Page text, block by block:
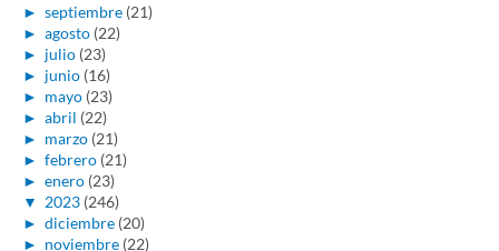
► septiembre (21)
► agosto (22)
► julio (23)
► junio (16)
► mayo (23)
► abril (22)
► marzo (21)
► febrero (21)
► enero (23)
▼ 2023 (246)
► diciembre (20)
► noviembre (22)